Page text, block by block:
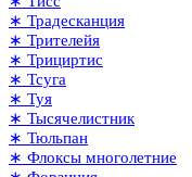
∗ Традесканция
∗ Трителейя
∗ Трициртис
∗ Тсуга
∗ Туя
∗ Тысячелистник
∗ Тюльпан
∗ Флоксы многолетние